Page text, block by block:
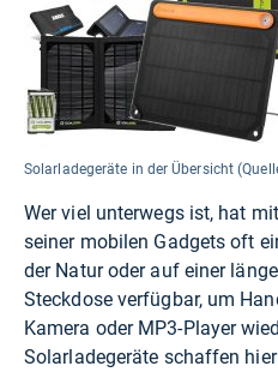
Solarladegeräte in der Übersicht
Wer viel unterwegs ist, hat
seiner mobilen Gadgets oft
der Natur oder auf einer
Steckdose verfügbar, um
Kamera oder MP3-Player
Solarladegeräte schaffen